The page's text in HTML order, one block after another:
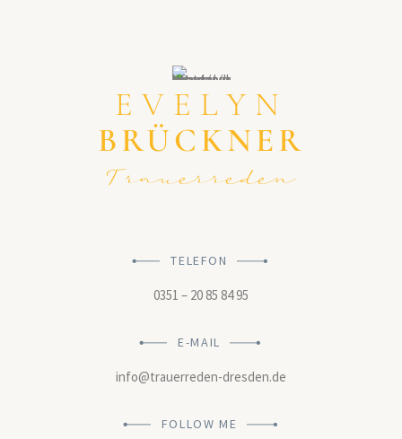
EVELYN
BRÜCKNER
Trauerreden
TELEFON
0351 – 20 85 84 95
E-MAIL
info@trauerreden-dresden.de
FOLLOW ME